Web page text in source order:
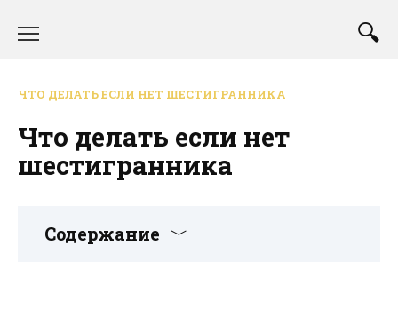
ЧТО ДЕЛАТЬ ЕСЛИ НЕТ ШЕСТИГРАННИКА
Что делать если нет
шестигранника
Содержание